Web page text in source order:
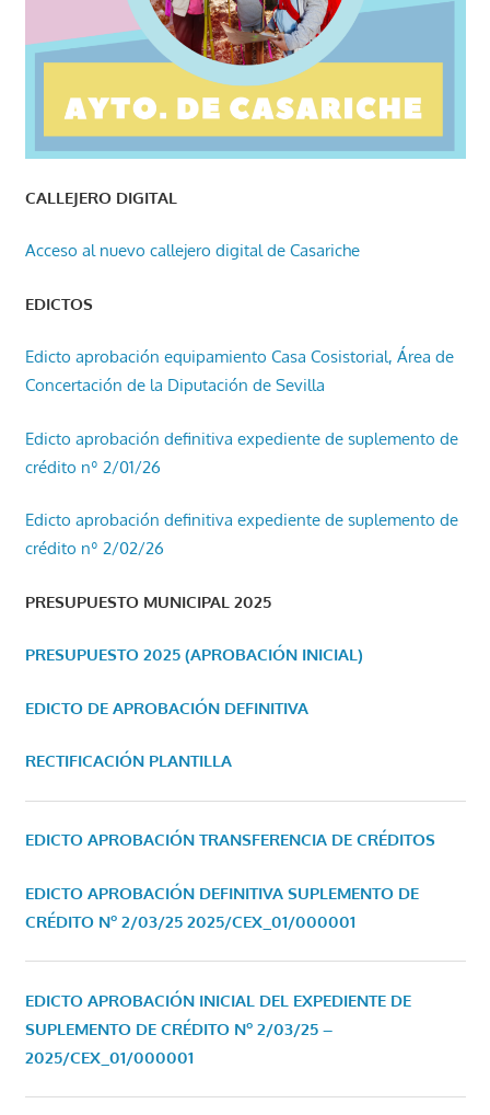
CALLEJERO DIGITAL
Acceso al nuevo callejero digital de Casariche
EDICTOS
Edicto aprobación equipamiento Casa Cosistorial, Área de
Concertación de la Diputación de Sevilla
Edicto aprobación definitiva expediente de suplemento de
crédito nº 2/01/26
Edicto aprobación definitiva expediente de suplemento de
crédito nº 2/02/26
PRESUPUESTO MUNICIPAL 2025
PRESUPUESTO 2025 (APROBACIÓN INICIAL)
EDICTO DE APROBACIÓN DEFINITIVA
RECTIFICACIÓN PLANTILLA
EDICTO APROBACIÓN TRANSFERENCIA DE CRÉDITOS
EDICTO APROBACIÓN DEFINITIVA SUPLEMENTO DE
CRÉDITO Nº 2/03/25 2025/CEX_01/000001
EDICTO APROBACIÓN INICIAL DEL EXPEDIENTE DE
SUPLEMENTO DE CRÉDITO Nº 2/03/25 –
2025/CEX_01/000001